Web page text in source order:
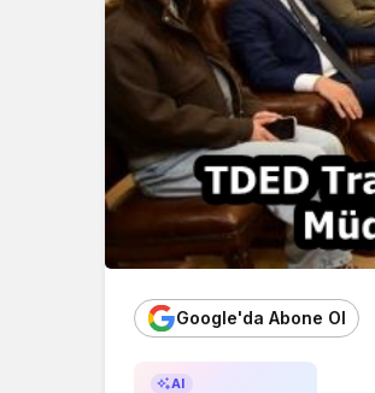
Google'da Abone Ol
AI